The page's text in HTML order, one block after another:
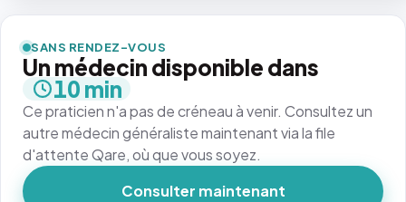
SANS RENDEZ-VOUS
Un médecin disponible dans
10 min
Ce praticien n'a pas de créneau à venir. Consultez un
autre médecin généraliste maintenant via la file
d'attente Qare, où que vous soyez.
Consulter maintenant